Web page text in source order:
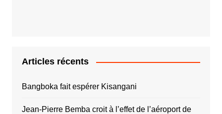
Articles récents
Bangboka fait espérer Kisangani
Jean-Pierre Bemba croit à l’effet de l’aéroport de